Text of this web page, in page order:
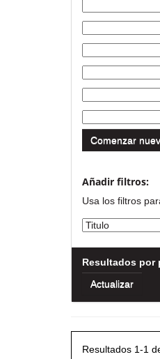
Comenzar
Añadir filtros:
Usa los filtros
Resultados por
Resultados 1-1